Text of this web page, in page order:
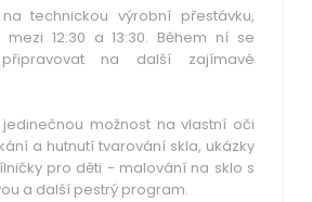
technickou výrobní přestávku,
12:30 a 13:30. Během ní se
na další zajímavé
možnost na vlastní oči
a hutnutí tvarování skla, ukázky
pro děti - malování na sklo s
a další pestrý program.